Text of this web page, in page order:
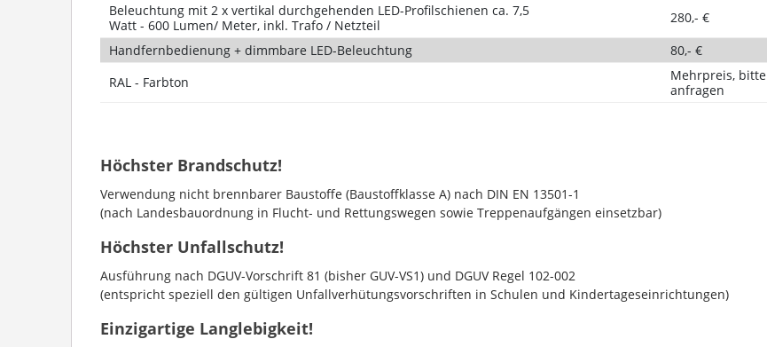
Beleuchtung mit 2 x vertikal durchgehenden LED-Profilschienen ca. 7,5
Watt - 600 Lumen/ Meter, inkl. Trafo / Netzteil
280,- €
Handfernbedienung + dimmbare LED-Beleuchtung
80,- €
RAL - Farbton
Mehrpreis, bitte
anfragen
Höchster Brandschutz!
Verwendung nicht brennbarer Baustoffe (Baustoffklasse A) nach DIN EN 13501-1
(nach Landesbauordnung in Flucht- und Rettungswegen sowie Treppenaufgängen einsetzbar)
Höchster Unfallschutz!
Ausführung nach DGUV-Vorschrift 81 (bisher GUV-VS1) und DGUV Regel 102-002
(entspricht speziell den gültigen Unfallverhütungsvorschriften in Schulen und Kindertageseinrichtungen)
Einzigartige Langlebigkeit!